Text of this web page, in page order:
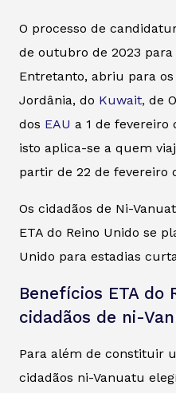
O processo de
de outubro de 2023 para
Entretanto, abriu para
Jordânia, do Kuwait, de
dos EAU a 1 de fevereiro
isto aplica-se a quem
partir de 22 de fevereiro
Os cidadãos de Ni-
ETA do Reino Unido se
Unido para estadias
Benefícios ETA do
cidadãos de ni-
Para além de constituir
cidadãos ni-Vanuatu